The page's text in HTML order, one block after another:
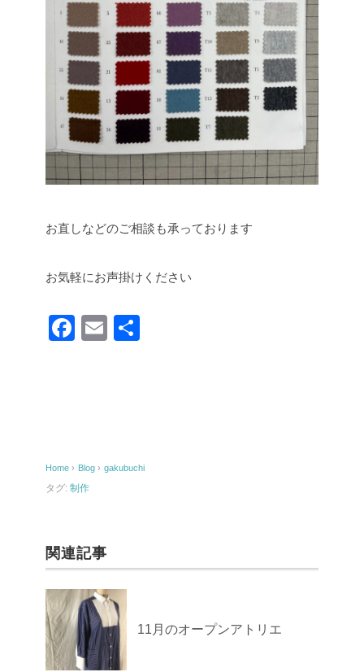
お直しなどのご相談も承っております
お気軽にお声掛けください
F
o
o
E
Home › Blog › gakubuchi
タグ: 制作
関連記事
11月のオープンアトリエ